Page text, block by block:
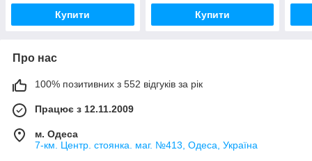
Купити Купити
Про нас
100% позитивних з 552 відгуків за рік
Працює з 12.11.2009
м. Одеса
7-км. Центр. стоянка. маг. №413, Одеса, Україна